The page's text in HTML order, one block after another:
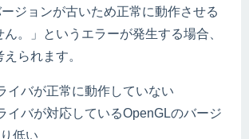
ージョンが古いため正常に動作させる
。」というエラーが発生する場合、
られます。
イバが正常に動作していない
イバが対応しているOpenGLのバージ
低い